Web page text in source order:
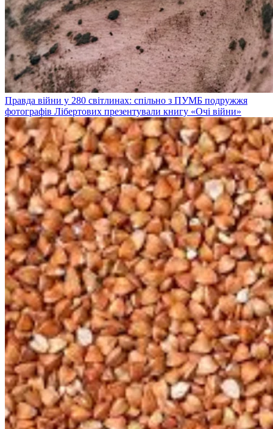
Правда війни у 280 світлинах: спільно з ПУМБ подружжя
фотографів Лібертових презентували книгу «Очі війни»